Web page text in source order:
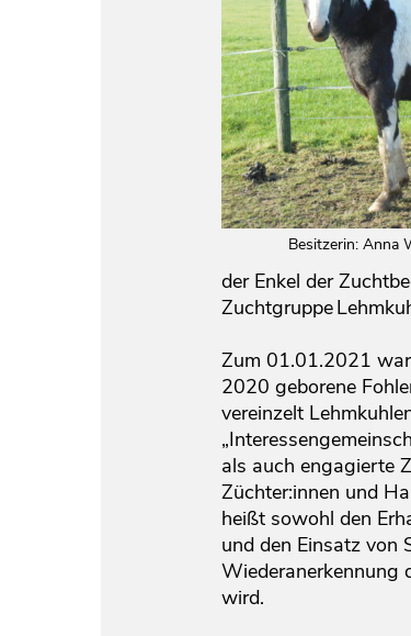
Besitzerin: Anna
der Enkel der
Zuchtgruppe
Zum 01.01.2021
2020 geborene
vereinzelt
als auch engagierte
Züchter:innen und
heißt sowohl den
und den Einsatz von
Wiederanerkennung
wird.